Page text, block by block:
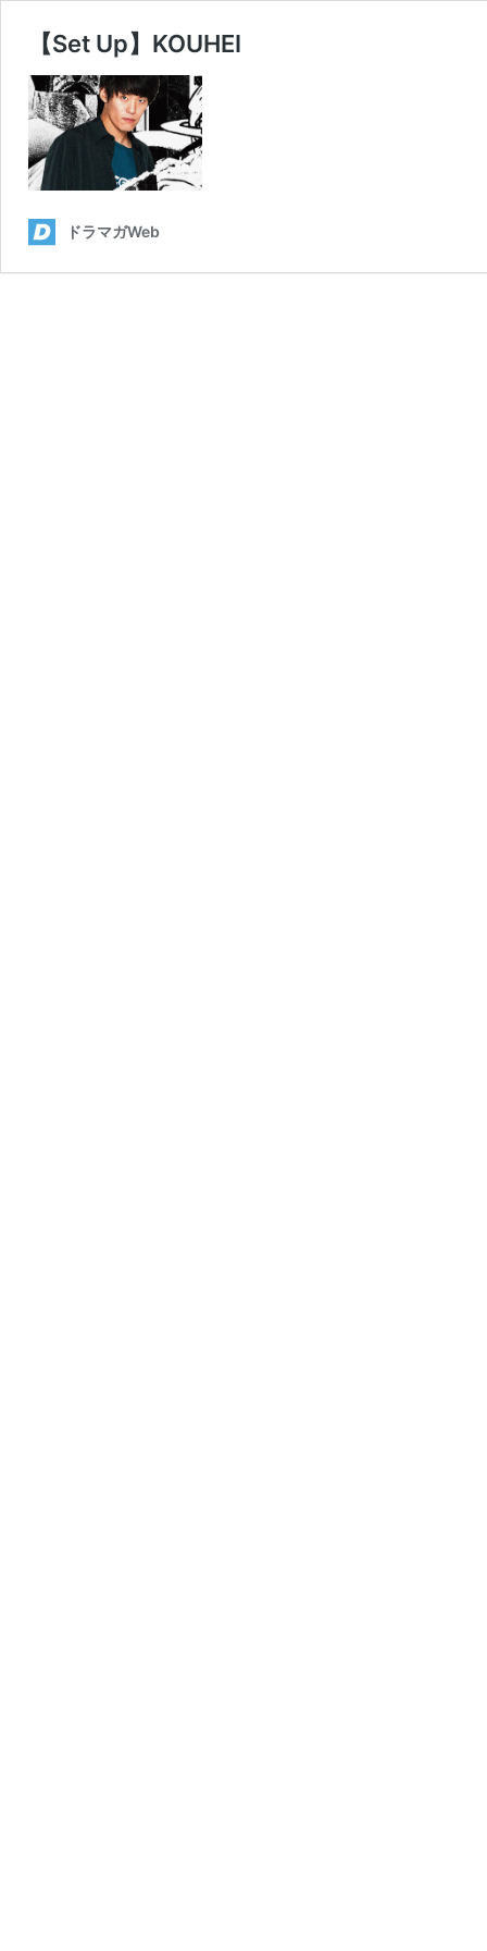
【Set Up】KOUHEI
ドラマガWeb